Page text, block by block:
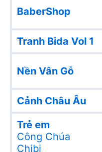
BaberShop
Tranh Bida Vol 1
Nền Vân Gỗ
Cảnh Châu Âu
Trẻ em
Công Chúa
Chibi